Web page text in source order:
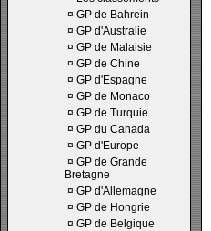
¤ GP de Bahrein
¤ GP d'Australie
¤ GP de Malaisie
¤ GP de Chine
¤ GP d'Espagne
¤ GP de Monaco
¤ GP de Turquie
¤ GP du Canada
¤ GP d'Europe
¤ GP de Grande
Bretagne
¤ GP d'Allemagne
¤ GP de Hongrie
¤ GP de Belgique